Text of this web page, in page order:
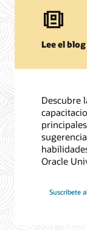
Lee el
Descubre
Oracle
Suscríbete